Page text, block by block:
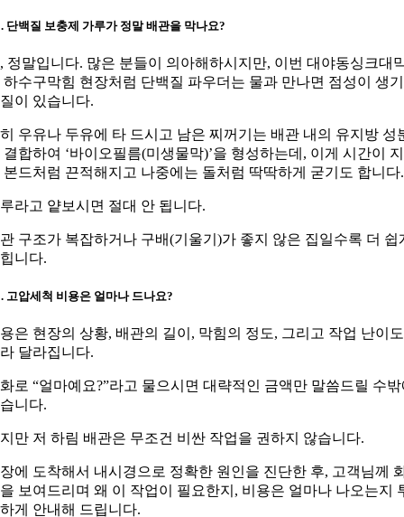
단백질 보충제 가루가 정말 배관을 막나요?
정말입니다. 많은 분들이 의아해하시지만, 이번 대야동싱크대
하수구막힘 현장처럼 단백질 파우더는 물과 만나면 점성이 생
이 있습니다.
우유나 두유에 타 드시고 남은 찌꺼기는 배관 내의 유지방 성
결합하여 ‘바이오필름(미생물막)’을 형성하는데, 이게 시간이
본드처럼 끈적해지고 나중에는 돌처럼 딱딱하게 굳기도 합니다.
라고 얕보시면 절대 안 됩니다.
구조가 복잡하거나 구배(기울기)가 좋지 않은 집일수록 더 쉽
니다.
고압세척 비용은 얼마나 드나요?
은 현장의 상황, 배관의 길이, 막힘의 정도, 그리고 작업 난이
달라집니다.
로 “얼마예요?”라고 물으시면 대략적인 금액만 말씀드릴 수밖
니다.
만 저 하림 배관은 무조건 비싼 작업을 권하지 않습니다.
에 도착해서 내시경으로 정확한 원인을 진단한 후, 고객님께
보여드리며 왜 이 작업이 필요한지, 비용은 얼마나 나오는지
게 안내해 드립니다.